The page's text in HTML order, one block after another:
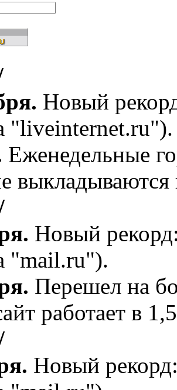
. Новый
"liveinternet.ru").
Еженедельные
выкладываются
. Новый
"mail.ru").
Перешел на
работает в
. Новый